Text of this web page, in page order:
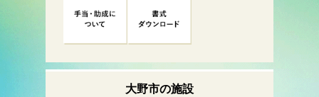
大野市の施設